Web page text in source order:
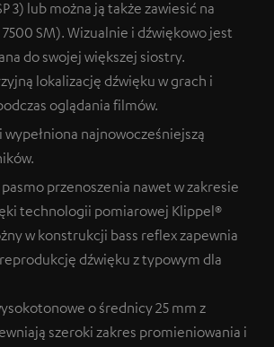
3) lub można ją także zawiesić na
SM). Wizualnie i dźwiękowo jest
do swojej większej siostry.
lokalizację dźwięku w grach i
oglądania filmów.
najnowocześniejszą
przenoszenia nawet w zakresie
technologii pomiarowej Klippel®
w konstrukcji bass reflex zapewnia
dźwięku z typowym dla
o średnicy 25 mm z
szeroki zakres promieniowania i